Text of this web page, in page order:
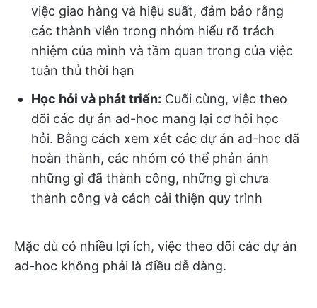
việc giao hàng và hiệu suất, đảm bảo rằng
các thành viên trong nhóm hiểu rõ trách
nhiệm của mình và tầm quan trọng của việc
tuân thủ thời hạn
Học hỏi và phát triển: Cuối cùng, việc theo
dõi các dự án ad-hoc mang lại cơ hội học
hỏi. Bằng cách xem xét các dự án ad-hoc đã
hoàn thành, các nhóm có thể phản ánh
những gì đã thành công, những gì chưa
thành công và cách cải thiện quy trình
Mặc dù có nhiều lợi ích, việc theo dõi các dự án
ad-hoc không phải là điều dễ dàng.